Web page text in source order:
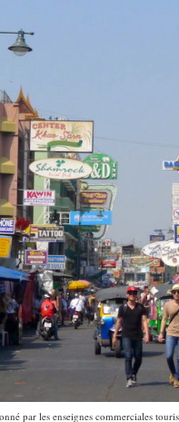
par les enseignes commerciales